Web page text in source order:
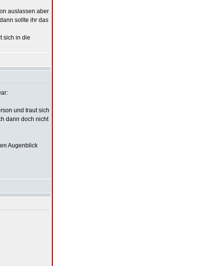
auslassen aber
sollte ihr das
sich in die
und traut sich
dann doch nicht
Augenblick